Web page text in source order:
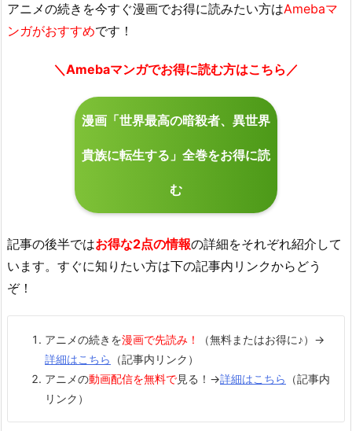
アニメの続きを今すぐ漫画でお得に読みたい方はAmebaマ
ンガがおすすめです！
＼Amebaマンガでお得に読む方はこちら／
漫画「世界最高の暗殺者、異世界
貴族に転生する」全巻をお得に読
む
記事の後半ではお得な2点の情報の詳細をそれぞれ紹介して
います。すぐに知りたい方は下の記事内リンクからどう
ぞ！
アニメの続きを漫画で先読み！
（無料またはお得に♪）→
詳細はこちら
（記事内リンク）
アニメの動画配信を無料で見る！→詳細はこちら
（記事内
リンク）